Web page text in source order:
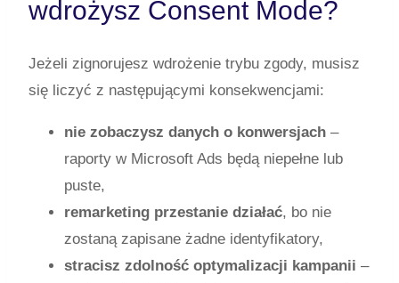
wdrożysz Consent Mode?
Jeżeli zignorujesz wdrożenie trybu zgody, musisz
się liczyć z następującymi konsekwencjami:
nie zobaczysz danych o konwersjach –
raporty w Microsoft Ads będą niepełne lub
puste,
remarketing przestanie działać, bo nie
zostaną zapisane żadne identyfikatory,
stracisz zdolność optymalizacji kampanii –